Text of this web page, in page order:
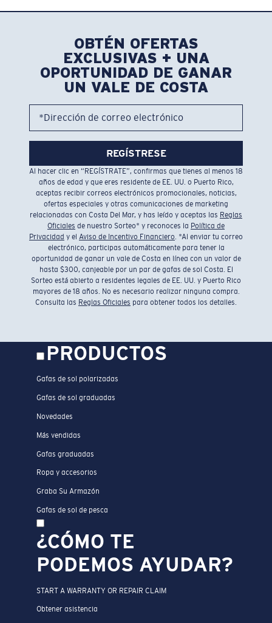
OBTÉN OFERTAS
EXCLUSIVAS + UNA
OPORTUNIDAD DE GANAR
UN VALE DE COSTA
*Dirección de correo electrónico
REGÍSTRESE
Al hacer clic en “REGÍSTRATE”, confirmas que tienes al menos 18
años de edad y que eres residente de EE. UU. o Puerto Rico,
aceptas recibir correos electrónicos promocionales, noticias,
ofertas especiales y otras comunicaciones de marketing
relacionadas con Costa Del Mar, y has leído y aceptas las Reglas
Oficiales de nuestro Sorteo* y reconoces la Política de
Privacidad y el Aviso de Incentivo Financiero. *Al enviar tu correo
electrónico, participas automáticamente para tener la
oportunidad de ganar un vale de Costa en línea con un valor de
hasta $300, canjeable por un par de gafas de sol Costa. El
Sorteo está abierto a residentes legales de EE. UU. y Puerto Rico
mayores de 18 años. No es necesario realizar ninguna compra.
Consulta las Reglas Oficiales para obtener todos los detalles.
PRODUCTOS
Gafas de sol polarizadas
Gafas de sol graduadas
Novedades
Más vendidas
Gafas graduadas
Ropa y accesorios
Graba Su Armazón
Gafas de sol de pesca
¿CÓMO TE
PODEMOS AYUDAR?
START A WARRANTY OR REPAIR CLAIM
Obtener asistencia